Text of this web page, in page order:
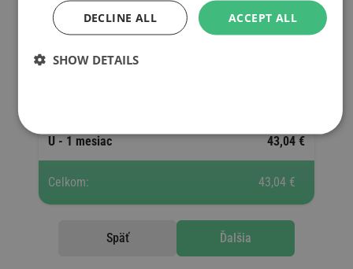
Pridajte ďalšiu diaľničnú známku
U - 1 mesiac 43,04 €
Celkom: 43,04 €
Späť Ďalšia
ACCEPT ALL
DECLINE ALL
SHOW DETAILS